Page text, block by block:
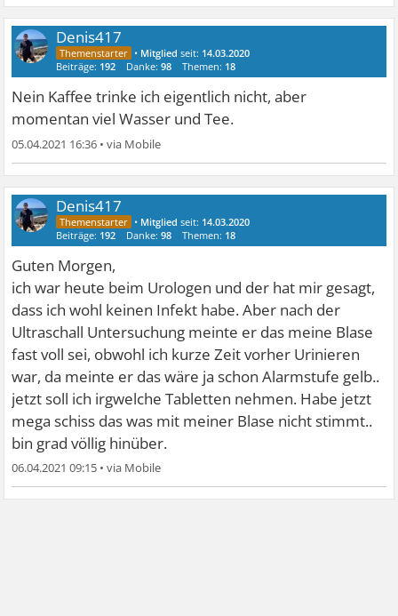
Denis417
• Mitglied seit: 14.03.2020
Beiträge: 192 Danke:98 Themen: 18
Nein Kaffee trinke ich eigentlich nicht, aber
momentan viel Wasser und Tee.
05.04.2021 16:36 •
Denis417
• Mitglied seit: 14.03.2020
Beiträge: 192 Danke:98 Themen: 18
Guten Morgen,
ich war heute beim Urologen und der hat mir gesagt,
dass ich wohl keinen Infekt habe. Aber nach der
Ultraschall Untersuchung meinte er das meine Blase
fast voll sei, obwohl ich kurze Zeit vorher Urinieren
war, da meinte er das wäre ja schon Alarmstufe gelb..
jetzt soll ich irgwelche Tabletten nehmen. Habe jetzt
mega schiss das was mit meiner Blase nicht stimmt..
bin grad völlig hinüber.
06.04.2021 09:15 •